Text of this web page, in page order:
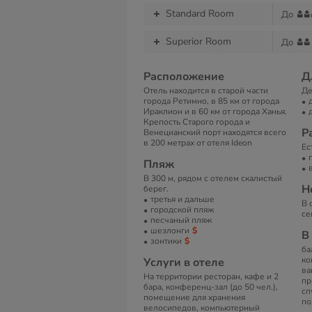
Standard Room До
Superior Room До
Расположение
Отель находится в старой части
города Ретимно, в 85 км от города
Ираклион и в 60 км от города Ханья.
Крепость Старого города и
Венецианский порт находятся всего
в 200 метрах от отеля Ideon
Пляж
В 300 м, рядом с отелем скалистый
берег.
третья и дальше
городской пляж
песчаный пляж
шезлонги
зонтики
Услуги в отеле
На территории ресторан, кафе и 2
бара, конференц-зал (до 50 чел.),
помещение для хранения
велосипедов, компьютерный
В
В